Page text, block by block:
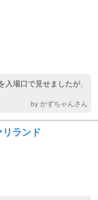
場口で見せましたが、
by かずちゃんさん
ランド